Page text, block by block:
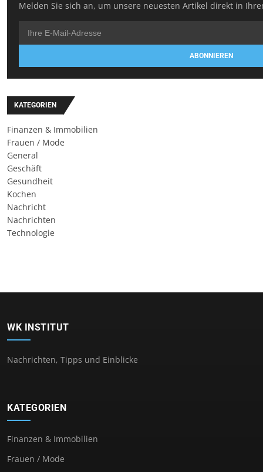
Melden Sie sich an, um unsere neuesten Artikel direkt in
ABONNIEREN
KATEGORIEN
Finanzen & Immobilien
Frauen / Mode
General
Geschäft
Gesundheit
Kochen
Nachricht
Nachrichten
Technologie
WK INSTITUT
Nachrichten, Tipps und Einblicke
KATEGORIEN
Finanzen & Immobilien
Frauen / Mode